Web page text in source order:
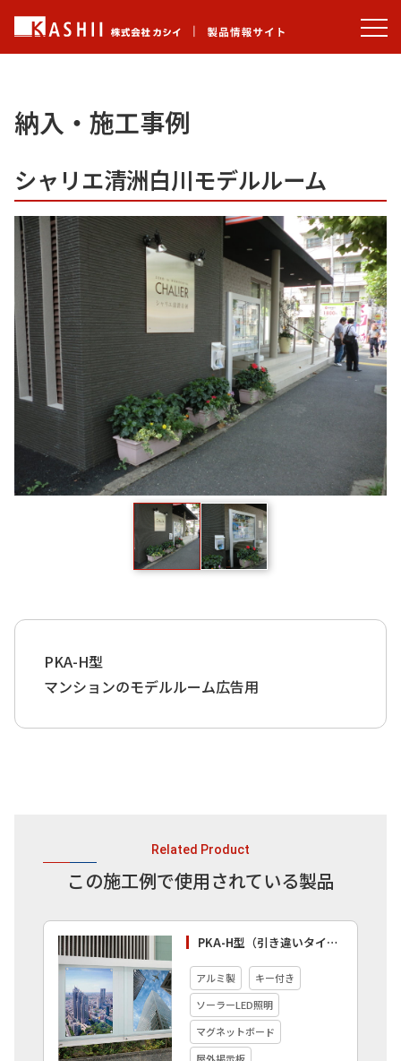
納入・施工事例
シャリエ清洲白川モデルルーム
PKA-H型
マンションのモデルルーム広告用
この施工例で使用されている製品
Related Product
PKA-H型（引き違いタイプ・自立）
アルミ製
キー付き
ソーラーLED照明
マグネットボード